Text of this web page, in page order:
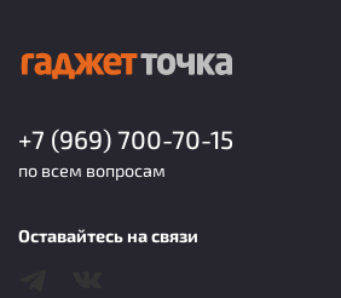
+7 (969) 700-70-15
по всем вопросам
Оставайтесь на связи